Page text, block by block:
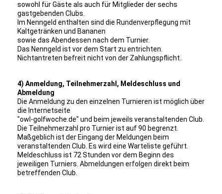
sowohl für Gäste als auch für Mitglieder der sechs
gastgebenden Clubs.
Im Nenngeld enthalten sind die Rundenverpflegung mit
Kaltgetränken und Bananen
sowie das Abendessen nach dem Turnier.
Das Nenngeld ist vor dem Start zu entrichten.
Nichtantreten befreit nicht von der Zahlungspflicht.
4) Anmeldung, Teilnehmerzahl, Meldeschluss und
Abmeldung
Die Anmeldung zu den einzelnen Turnieren ist möglich über
die Internetseite
"owl-golfwoche.de" und beim jeweils veranstaltenden Club.
Die Teilnehmerzahl pro Turnier ist auf 90 begrenzt.
Maßgeblich ist der Eingang der Meldungen beim
veranstaltenden Club. Es wird eine Warteliste geführt.
Meldeschluss ist 72 Stunden vor dem Beginn des
jeweiligen Turniers. Abmeldungen erfolgen direkt beim
betreffenden Club.